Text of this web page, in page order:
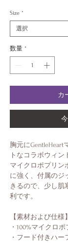
Size *
数量 *
カ
胸元に
トなコラボウィン
マイクロポプリン
に強く、付属のジ
きるので、少し肌
利です。
【素材および仕様】
・100%マイクロ
・フード付きハ